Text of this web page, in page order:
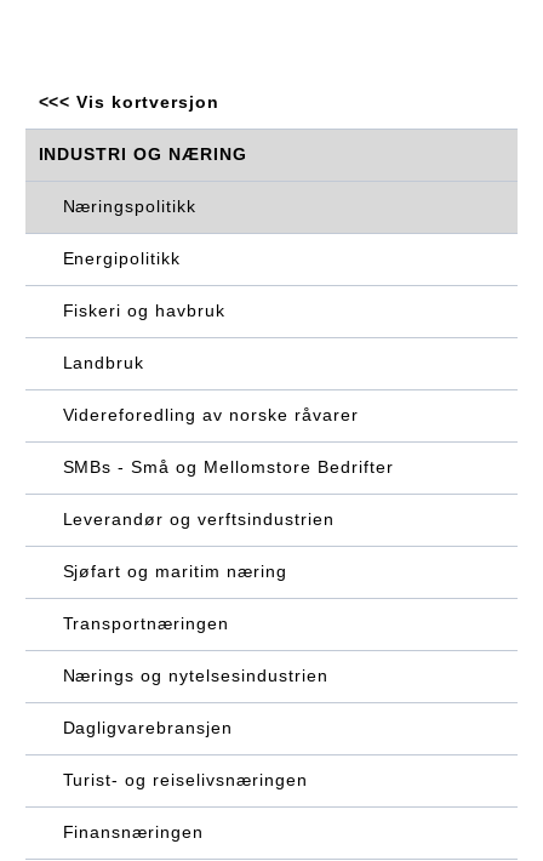
<<< Vis kortversjon
INDUSTRI OG NÆRING
Næringspolitikk
Energipolitikk
Fiskeri og havbruk
Landbruk
Videreforedling av norske råvarer
SMBs - Små og Mellomstore Bedrifter
Leverandør og verftsindustrien
Sjøfart og maritim næring
Transportnæringen
Nærings og nytelsesindustrien
Dagligvarebransjen
Turist- og reiselivsnæringen
Finansnæringen